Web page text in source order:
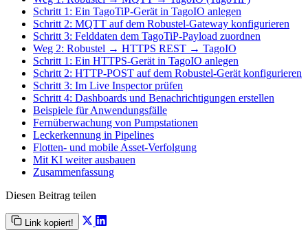
Schritt 1: Ein TagoTiP-Gerät in TagoIO anlegen
Schritt 2: MQTT auf dem Robustel-Gateway konfigurieren
Schritt 3: Felddaten dem TagoTiP-Payload zuordnen
Weg 2: Robustel → HTTPS REST → TagoIO
Schritt 1: Ein HTTPS-Gerät in TagoIO anlegen
Schritt 2: HTTP-POST auf dem Robustel-Gerät konfigurieren
Schritt 3: Im Live Inspector prüfen
Schritt 4: Dashboards und Benachrichtigungen erstellen
Beispiele für Anwendungsfälle
Fernüberwachung von Pumpstationen
Leckerkennung in Pipelines
Flotten- und mobile Asset-Verfolgung
Mit KI weiter ausbauen
Zusammenfassung
Diesen Beitrag teilen
Link kopiert!